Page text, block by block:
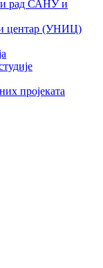
рад САНУ и
центар (УНИЦ)
пројеката